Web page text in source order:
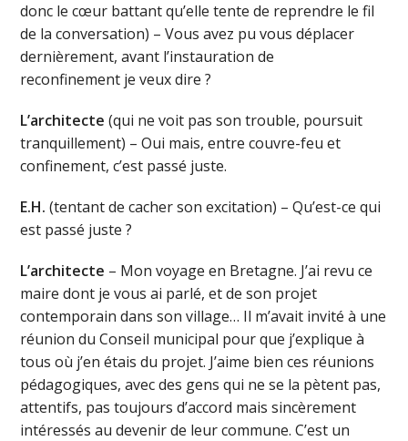
donc le cœur battant qu’elle tente de reprendre le fil
de la conversation) – Vous avez pu vous déplacer
dernièrement, avant l’instauration de
reconfinement je veux dire ?
L’architecte (qui ne voit pas son trouble, poursuit
tranquillement) – Oui mais, entre couvre-feu et
confinement, c’est passé juste.
E.H. (tentant de cacher son excitation) – Qu’est-ce qui
est passé juste ?
L’architecte – Mon voyage en Bretagne. J’ai revu ce
maire dont je vous ai parlé, et de son projet
contemporain dans son village… Il m’avait invité à une
réunion du Conseil municipal pour que j’explique à
tous où j’en étais du projet. J’aime bien ces réunions
pédagogiques, avec des gens qui ne se la pètent pas,
attentifs, pas toujours d’accord mais sincèrement
intéressés au devenir de leur commune. C’est un